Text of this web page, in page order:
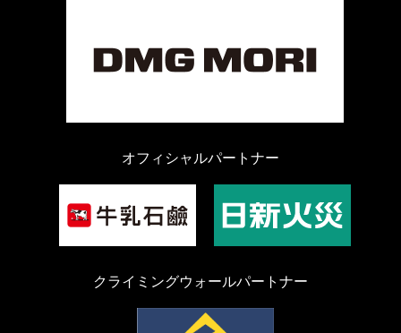
オフィシャルパートナー
クライミングウォールパートナー